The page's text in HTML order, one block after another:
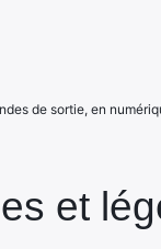
et
de sortie, en